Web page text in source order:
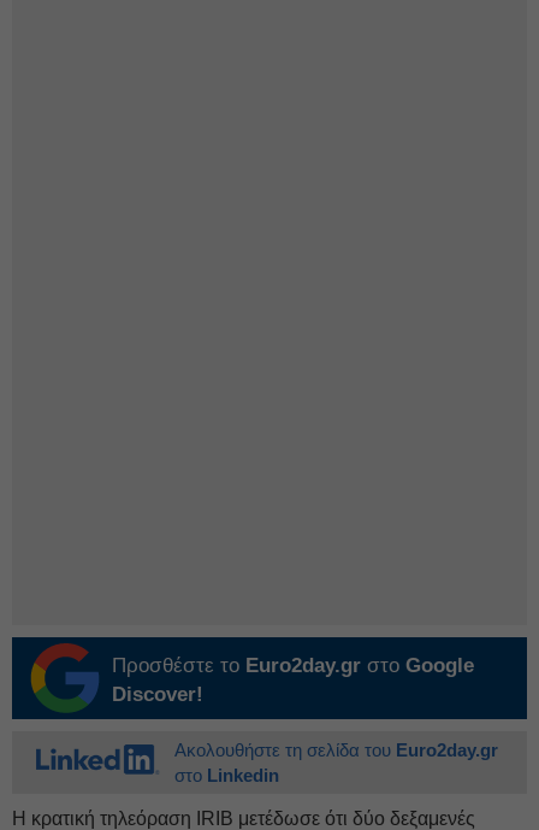
Προσθέστε το Euro2day.gr στο Google
Discover!
Ακολουθήστε τη σελίδα του Euro2day.gr
στο Linkedin
Η κρατική τηλεόραση IRIB μετέδωσε ότι δύο δεξαμενές